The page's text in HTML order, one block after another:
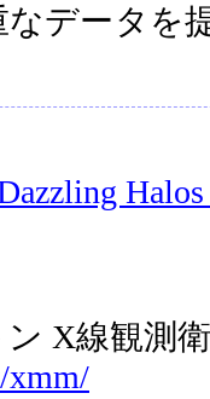
なデータを
X線観測
xmm/